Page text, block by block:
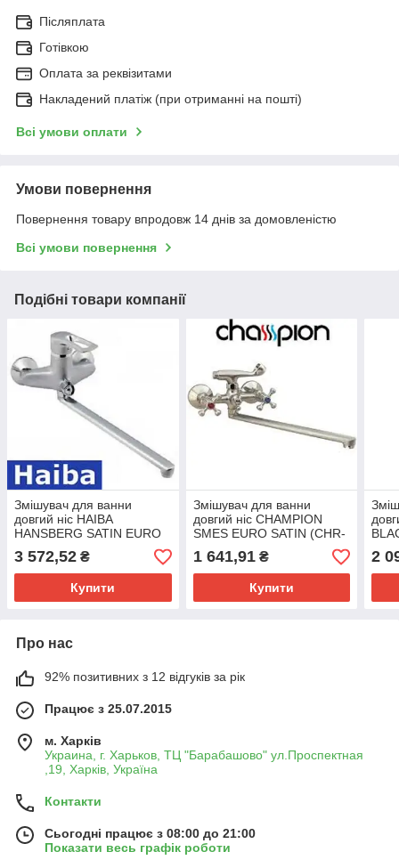
Післяплата
Готівкою
Оплата за реквізитами
Накладений платіж (при отриманні на пошті)
Всі умови оплати
Умови повернення
Повернення товару впродовж 14 днів за домовленістю
Всі умови повернення
Подібні товари компанії
Змішувач для ванни
довгий ніс HAIBA
HANSBERG SATIN EURO
(CHR-006)
3 572,52 ₴
Купити
Змішувач для ванни
довгий ніс CHAMPION
SMES EURO SATIN (CHR-
143)
1 641,91₴
Купити
2
Про нас
92% позитивних з 12 відгуків за рік
Працює з 25.07.2015
м. Харків
Украина, г. Харьков, ТЦ "Барабашово" ул.Проспектная
,19, Харків, Україна
Контакти
Сьогодні працює з 08:00 до 21:00
Показати весь графік роботи